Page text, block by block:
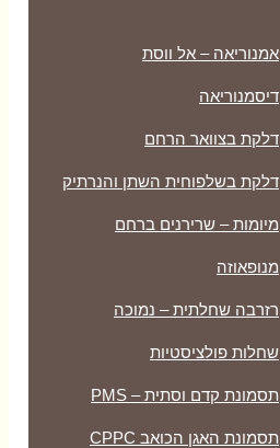
אמנוריאה – אל ווסת
דיסמנוריאה
דלקת בצוואר הרחם
דלקת בשלפוחית השתן והנרתיק
מיומות – שרירנים ברחם
מנופאוזה
רזרבה שחלתית – נמוכה
שחלות פולציסטיות
תסמונת קדם וסתית – PMS
תסמונת האגן הכואב CPPC